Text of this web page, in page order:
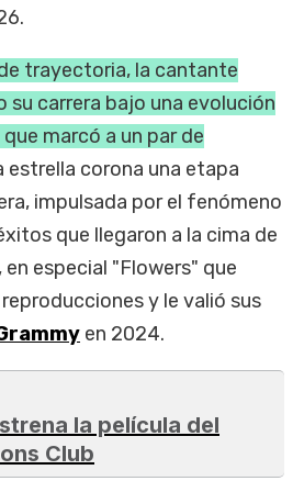
trayectoria, la cantante
su carrera bajo una evolución
marcó a un par de
estrella corona una etapa
impulsada por el fenómeno
que llegaron a la cima de
especial "Flowers" que
y le valió sus
en 2024.
la película del
Club